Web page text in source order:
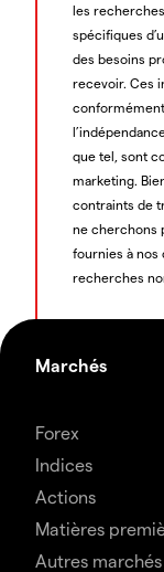
les
spécifiques
des besoins
recevoir. Ces
que tel, sont
marketing.
contraints de
ne cherchons
fournies à nos
recherches
Marchés
Forex
Indices
Actions
Matières
Autres marchés